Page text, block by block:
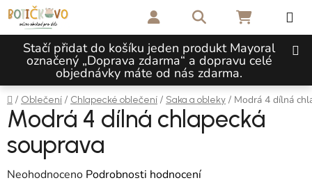
Přejít na obsah
Stačí přidat do košíku jeden produkt Mayoral
označený „Doprava zdarma“ a dopravu celé
objednávky máte od nás zdarma.
Hledat NÁKUPNÍ
Domů
/ Oblečení / Chlapecké oblečení / Saka a obleky / Modrá 4 dílná
Modrá 4 dílná chlapecká
souprava
Průměrné hodnocení produktu je 0,0 z 5 hvězdiček.
Neohodnoceno Podrobnosti hodnocení